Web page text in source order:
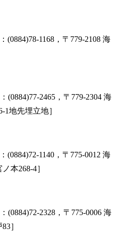
(0884)78-1168，〒779-2108 海
(0884)77-2465，〒779-2304 海
地先埋立地］
(0884)72-1140，〒775-0012 海
本268-4］
(0884)72-2328，〒775-0006 海
］